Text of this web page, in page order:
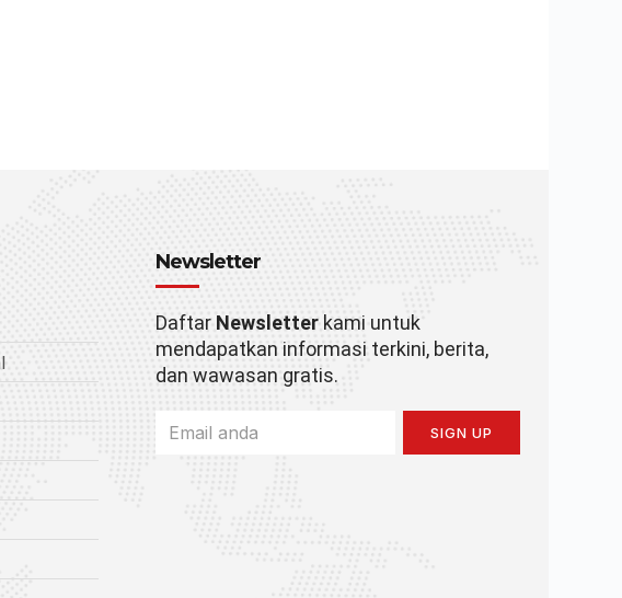
Newsletter
Daftar Newsletterkami untuk
mendapatkan informasi terkini, berita,
dan wawasan gratis.
SIGN UP